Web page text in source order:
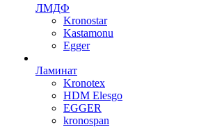
ЛМДФ
Kronostar
Kastamonu
Egger
Ламинат
Kronotex
HDM Elesgo
EGGER
kronospan